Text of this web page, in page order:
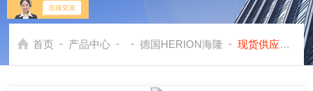
首页 - 产品中心 - - 德国HERION海隆 - 现货供应HERION电磁阀，海隆电磁阀